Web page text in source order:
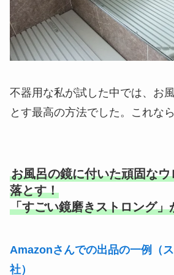
不器用な私が試した中では、お
とす最高の方法でした。これな
お風呂の鏡に付いた頑固な
落とす！
「すごい鏡磨きストロング」
Amazonさんでの出品の一例（
社）